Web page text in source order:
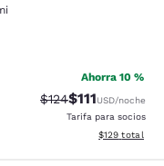
Bueno. 483 reseñas
Ahorra 10 %
Precio tachado:
$124Precio con
$111USD/noche
Tarifa para socios
Ver detalles
$129 total